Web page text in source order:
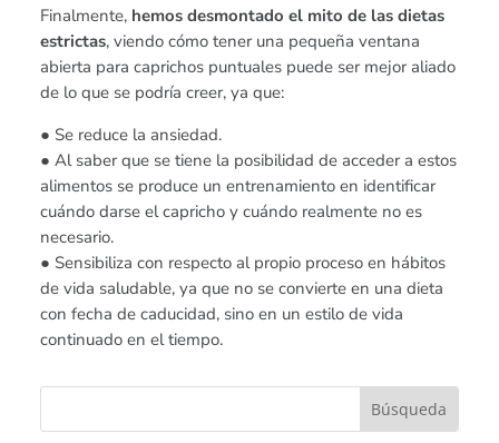
Finalmente, hemos desmontado el mito de las dietas
estrictas, viendo cómo tener una pequeña ventana
abierta para caprichos puntuales puede ser mejor aliado
de lo que se podría creer, ya que:
● Se reduce la ansiedad.
● Al saber que se tiene la posibilidad de acceder a estos
alimentos se produce un entrenamiento en identificar
cuándo darse el capricho y cuándo realmente no es
necesario.
● Sensibiliza con respecto al propio proceso en hábitos
de vida saludable, ya que no se convierte en una dieta
con fecha de caducidad, sino en un estilo de vida
continuado en el tiempo.